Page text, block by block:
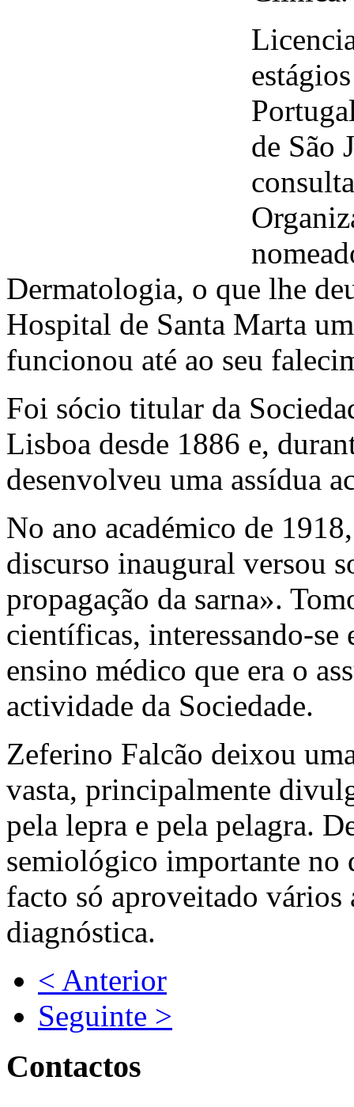
de São
Dermatologia, o que lhe
Hospital de Santa Marta
funcionou até ao seu
Foi sócio titular da
Lisboa desde 1886 e,
desenvolveu uma assídua
No ano académico de
discurso inaugural versou
propagação da sarna».
científicas, interessando-se
ensino médico que era o
actividade da Sociedade.
Zeferino Falcão deixou
vasta, principalmente
pela lepra e pela pelagra.
semiológico importante no
facto só aproveitado
diagnóstica.
< Anterior
Seguinte >
Contactos